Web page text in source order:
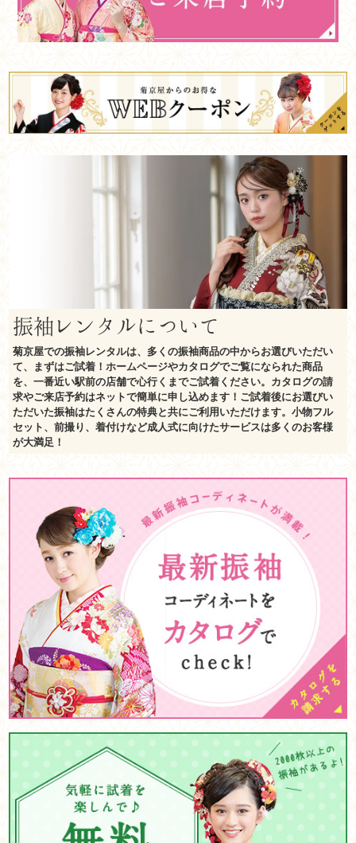
振袖レンタルについて
菊京屋での振袖レンタルは、多くの振袖商品の中からお選びいただい
て、まずはご試着！ホームページやカタログでご覧になられた商品
を、一番近い駅前の店舗で心行くまでご試着ください。カタログの請
求やご来店予約はネットで簡単に申し込めます！ご試着後にお選びい
ただいた振袖はたくさんの特典と共にご利用いただけます。小物フル
セット、前撮り、着付けなど成人式に向けたサービスは多くのお客様
が大満足！